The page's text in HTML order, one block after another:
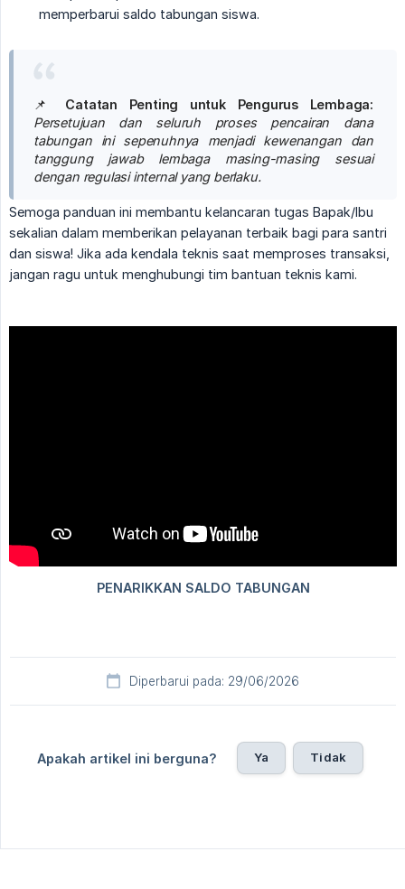
memperbarui saldo tabungan siswa.
📌 Catatan Penting untuk Pengurus Lembaga:
Persetujuan dan seluruh proses pencairan dana
tabungan ini sepenuhnya menjadi kewenangan dan
tanggung jawab lembaga masing-masing sesuai
dengan regulasi internal yang berlaku.
Semoga panduan ini membantu kelancaran tugas Bapak/Ibu
sekalian dalam memberikan pelayanan terbaik bagi para santri
dan siswa! Jika ada kendala teknis saat memproses transaksi,
jangan ragu untuk menghubungi tim bantuan teknis kami.
Diperbarui pada: 29/06/2026
Apakah artikel ini berguna? Ya Tidak